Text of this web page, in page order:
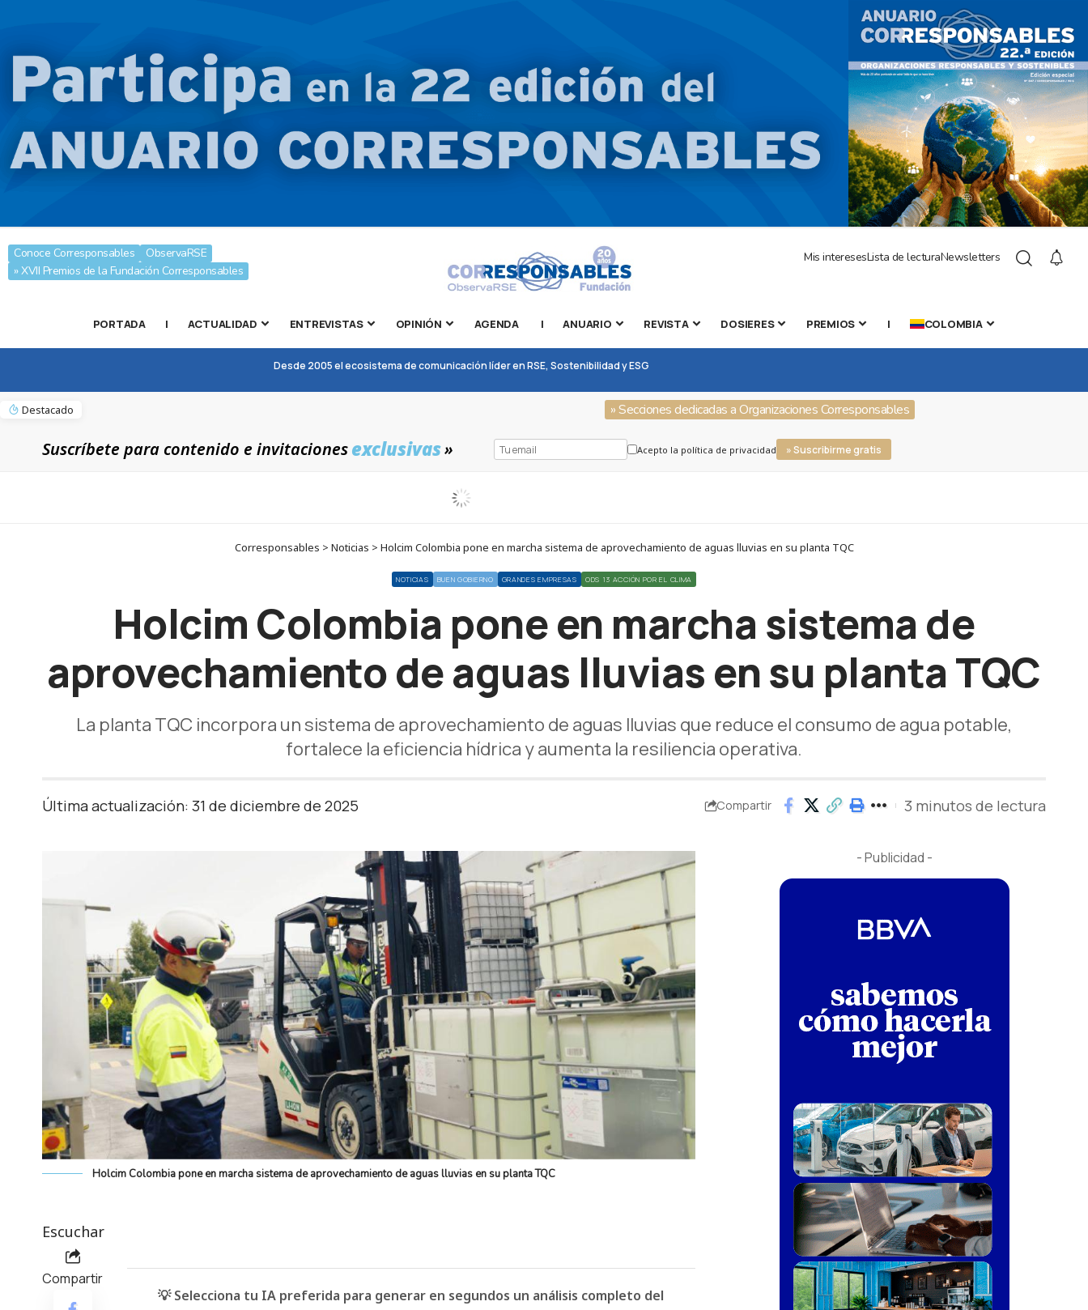
Conoce Corresponsables
ObservaRSE
» XVII Premios de la Fundación Corresponsables
Mis interesesLista de lecturaNewsletters
PORTADA | ACTUALIDAD ENTREVISTAS OPINIÓN AGENDA | ANUARIO REVISTA DOSIERES PREMIOS | COLOMBIA
Desde 2005 el ecosistema de comunicación líder en RSE, Sostenibilidad y ESG
Destacado » Secciones dedicadas a Organizaciones Corresponsables
Suscríbete para contenido e invitacionesexclusivas» Acepto la política de privacidad » Suscribirme gratis
Corresponsables > Noticias > Holcim Colombia pone en marcha sistema de aprovechamiento de aguas lluvias en su planta TQC
NOTICIAS BUEN GOBIERNO GRANDES EMPRESAS ODS 13 ACCIÓN POR EL CLIMA
Holcim Colombia pone en marcha sistema de
aprovechamiento de aguas lluvias en su planta TQC
La planta TQC incorpora un sistema de aprovechamiento de aguas lluvias que reduce el consumo de agua potable,
fortalece la eficiencia hídrica y aumenta la resiliencia operativa.
Última actualización: 31 de diciembre de 2025 Compartir 3 minutos de lectura
Holcim Colombia pone en marcha sistema de aprovechamiento de aguas lluvias en su planta TQC
Escuchar
Compartir
💡 Selecciona tu IA preferida para generar en segundos un análisis completo del
- Publicidad -